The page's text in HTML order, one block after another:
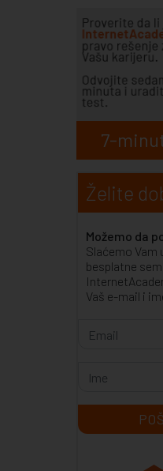
7-
Želite
Možemo da
Slaćemo Vam
besplatne
Vaš e-mail i